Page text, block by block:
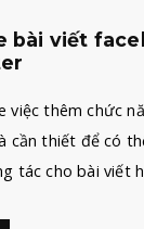
bài viết
việc thêm chức
cần thiết để có
tác cho bài viết